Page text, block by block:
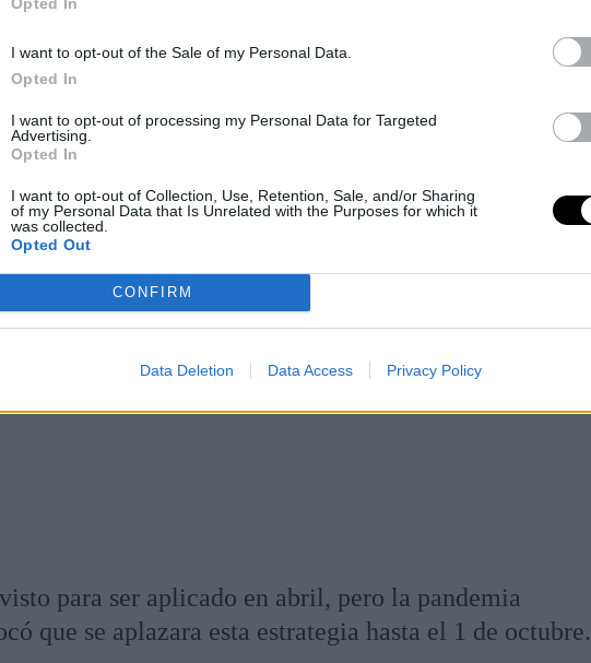
I want to opt-out of the Sale of my Personal Data.
Opted In
I want to opt-out of processing my Personal Data for Targeted
Advertising.
Opted In
I want to opt-out of Collection, Use, Retention, Sale, and/or Sharing
of my Personal Data that Is Unrelated with the Purposes for which it
was collected.
Opted Out
CONFIRM
Data Deletion Data Access Privacy Policy
para ser aplicado en abril, pero la pandemia
que se aplazara esta estrategia hasta el 1 de octubre.